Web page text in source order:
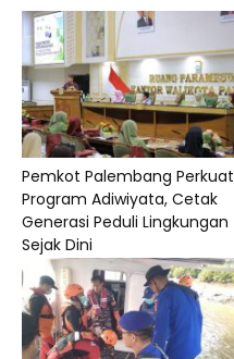
Pemkot Palembang Perkuat
Program Adiwiyata, Cetak
Generasi Peduli Lingkungan
Sejak Dini